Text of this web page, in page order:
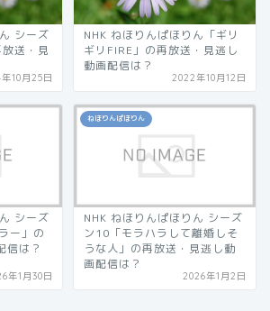
シーズ
送・見
10月25日
NHK ねほりんぱほりん「ギリ
ギリFIRE」の再放送・見逃し
動画配信は？
2022年10月12日
シーズ
ー」の
信は？
年1月30日
ねほりんぱほりん
NHK ねほりんぱほりん シーズ
ン10「モラハラして離婚しそ
うな人」の再放送・見逃し動
画配信は？
2026年1月2日